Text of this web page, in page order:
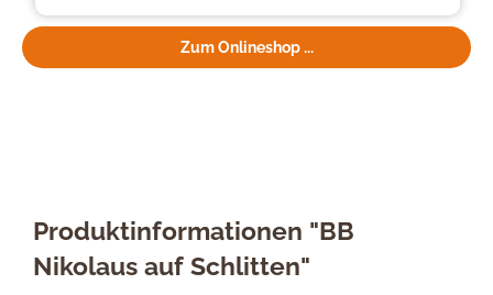
Zum Onlineshop ...
Produktinformationen "BB
Nikolaus auf Schlitten"